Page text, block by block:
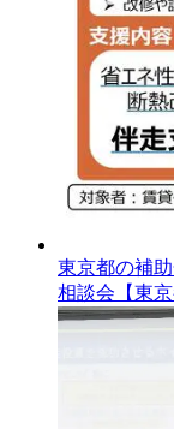
東京都の補
相談会【東京